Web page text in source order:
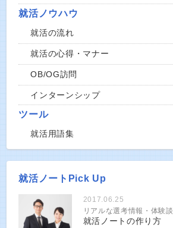
就活ノウハウ
就活の流れ
就活の心得・マナー
OB/OG訪問
インターンシップ
ツール
就活用語集
就活ノートPick Up
2017.06.25
リアルな選考情報・体験談
就活ノートの作り方